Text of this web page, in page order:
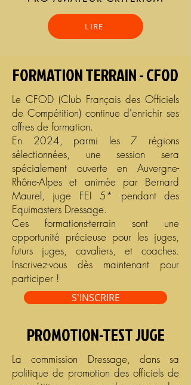
LIRE
FORMATION TERRAIN - CFOD
Le CFOD (Club Français des Officiels
de Compétition) continue d'enrichir ses
offres de formation.
En 2024, parmi les 7 régions
sélectionnées, une session sera
spécialement ouverte en Auvergne-
Rhône-Alpes et animée par Bernard
Maurel, juge FEI 5* pendant des
Equimasters Dressage.
Ces formations-terrain sont une
opportunité précieuse pour les juges,
futurs juges, cavaliers, et coaches.
Inscrivez-vous dès maintenant pour
participer !
S'INSCRIRE
PROMOTION-TEST JUGE
La commission Dressage, dans sa
politique de promotion des officiels de